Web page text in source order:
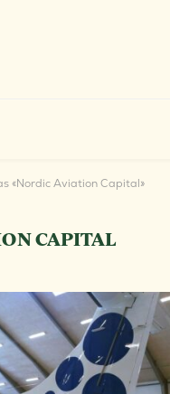
«Nordic Aviation Capital»
CAPITAL